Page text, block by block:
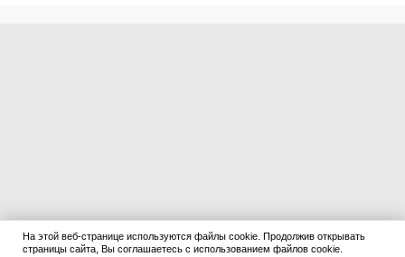
На этой веб-странице используются файлы cookie. Продолжив открывать
страницы сайта, Вы соглашаетесь с использованием файлов cookie.